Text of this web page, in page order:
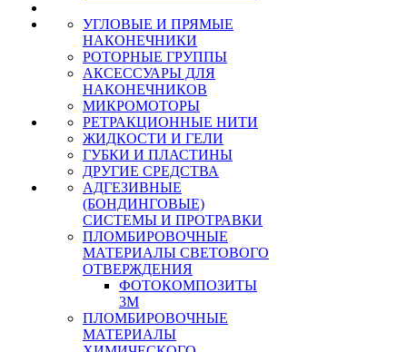
УГЛОВЫЕ И ПРЯМЫЕ
НАКОНЕЧНИКИ
РОТОРНЫЕ ГРУППЫ
АКСЕССУАРЫ ДЛЯ
НАКОНЕЧНИКОВ
МИКРОМОТОРЫ
РЕТРАКЦИОННЫЕ НИТИ
ЖИДКОСТИ И ГЕЛИ
ГУБКИ И ПЛАСТИНЫ
ДРУГИЕ СРЕДСТВА
АДГЕЗИВНЫЕ
(БОНДИНГОВЫЕ)
СИСТЕМЫ И ПРОТРАВКИ
ПЛОМБИРОВОЧНЫЕ
МАТЕРИАЛЫ СВЕТОВОГО
ОТВЕРЖДЕНИЯ
ФОТОКОМПОЗИТЫ
3М
ПЛОМБИРОВОЧНЫЕ
МАТЕРИАЛЫ